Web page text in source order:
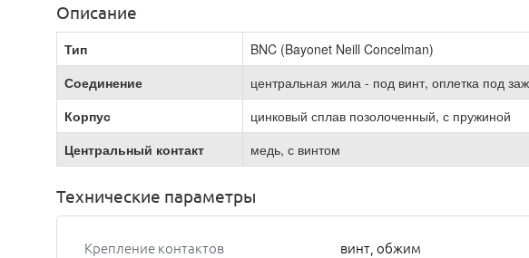
Описание
Тип
BNC (Bayonet Neill Concelman)
Соединение
центральная жила - под винт, оплетка под
Корпус
цинковый сплав позолоченный, с пружиной
Центральный контакт
медь, с винтом
Технические параметры
Крепление контактов
винт, обжим